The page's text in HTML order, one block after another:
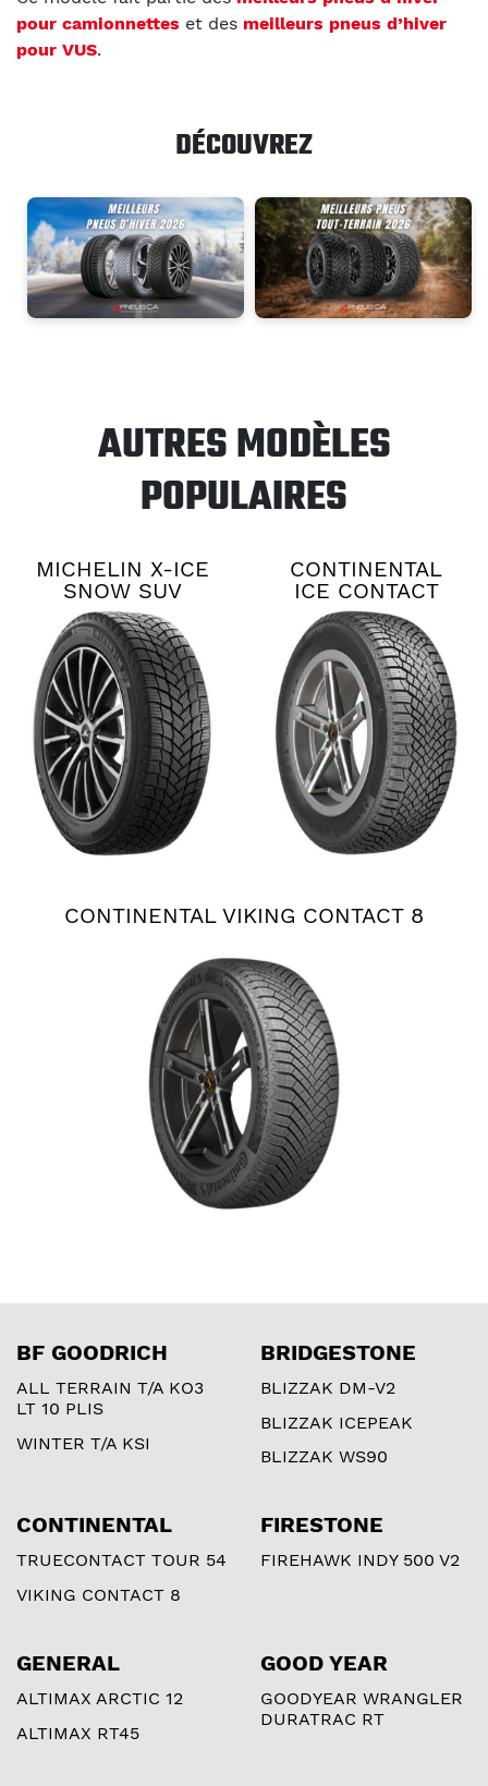
pour camionnettes et des meilleurs pneus d’hiver
pour VUS.
DÉCOUVREZ
AUTRES MODÈLES
POPULAIRES
MICHELIN X-ICE
SNOW SUV
CONTINENTAL
ICE CONTACT
XTRM
CONTINENTAL VIKING CONTACT 8
BF GOODRICH
ALL TERRAIN T/A KO3
LT 10 PLIS
WINTER T/A KSI
BRIDGESTONE
BLIZZAK DM-V2
BLIZZAK ICEPEAK
BLIZZAK WS90
CONTINENTAL
TRUECONTACT TOUR 54
VIKING CONTACT 8
FIRESTONE
FIREHAWK INDY 500 V2
GENERAL
ALTIMAX ARCTIC 12
ALTIMAX RT45
GOOD YEAR
GOODYEAR WRANGLER
DURATRAC RT